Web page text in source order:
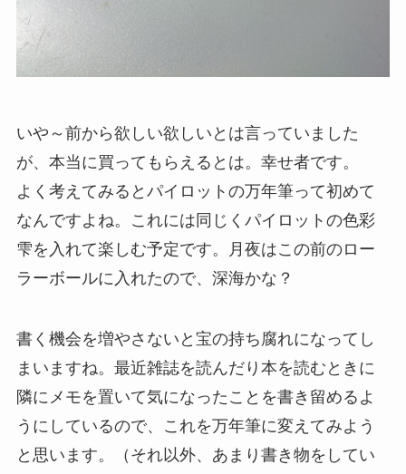
いや～前から欲しい欲しいとは言っていました
が、本当に買ってもらえるとは。幸せ者です。
よく考えてみるとパイロットの万年筆って初めて
なんですよね。これには同じくパイロットの色彩
雫を入れて楽しむ予定です。月夜はこの前のロー
ラーボールに入れたので、深海かな？
書く機会を増やさないと宝の持ち腐れになってし
まいますね。最近雑誌を読んだり本を読むときに
隣にメモを置いて気になったことを書き留めるよ
うにしているので、これを万年筆に変えてみよう
と思います。（それ以外、あまり書き物をしてい